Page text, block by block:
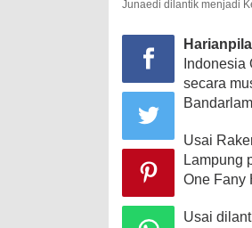
Junaedi dilantik menjadi
secara
Usai
Lampung
One Fany
Usai